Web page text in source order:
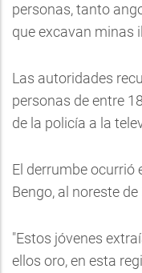
personas, tanto
que excavan minas
Las autoridades
personas de entre
de la policía a la
El derrumbe ocurrió
Bengo, al noreste
"Estos jóvenes
ellos oro, en esta